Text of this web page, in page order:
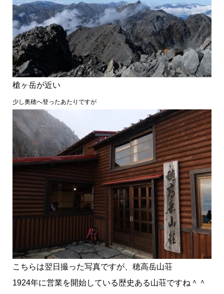
槍ヶ岳が近い
少し奥穂へ登ったあたりですが
こちらは翌日撮った写真ですが、穂高岳山荘
1924年に営業を開始している歴史ある山荘ですね＾＾